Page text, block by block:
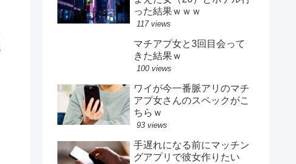
った結果ｗｗｗ
117 views
マチアプ女と3回目会って
きた結果ｗ
100 views
ワイが今一番脈アリのマチ
アプ女さんのスペックがこ
ちらｗ
93 views
手遅れになる前にマッチン
グアプリで彼女作りたい